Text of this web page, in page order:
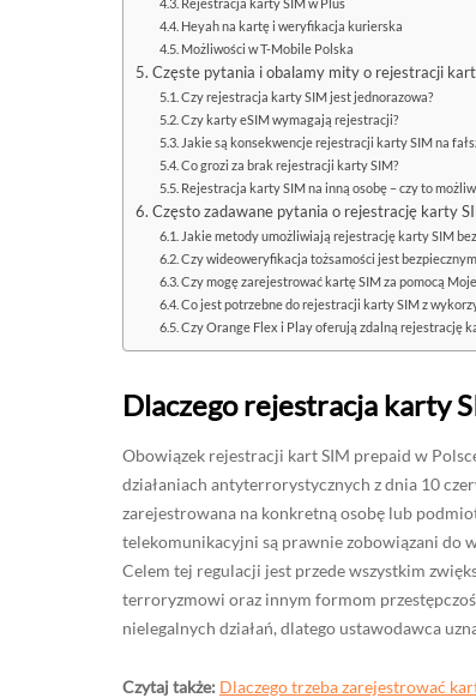
Heyah na kartę i weryfikacja kurierska
Możliwości w T-Mobile Polska
Częste pytania i obalamy mity o rejestracji
Czy rejestracja karty SIM jest jednorazowa?
Czy karty eSIM wymagają rejestracji?
Jakie są konsekwencje rejestracji karty SIM na
Co grozi za brak rejestracji karty SIM?
Rejestracja karty SIM na inną osobę – czy to
Często zadawane pytania o rejestrację karty
Jakie metody umożliwiają rejestrację karty SIM
Czy wideoweryfikacja tożsamości jest
Czy mogę zarejestrować kartę SIM za pomocą
Co jest potrzebne do rejestracji karty SIM z
Czy Orange Flex i Play oferują zdalną rejestrację
Dlaczego rejestracja karty
Obowiązek rejestracji kart SIM prepaid w
działaniach antyterrorystycznych z dnia 10
zarejestrowana na konkretną osobę lub
telekomunikacyjni są prawnie zobowiązani do
Celem tej regulacji jest przede wszystkim
terroryzmowi oraz innym formom
nielegalnych działań, dlatego ustawodawca
Czytaj także: Dlaczego trzeba zarejestrować